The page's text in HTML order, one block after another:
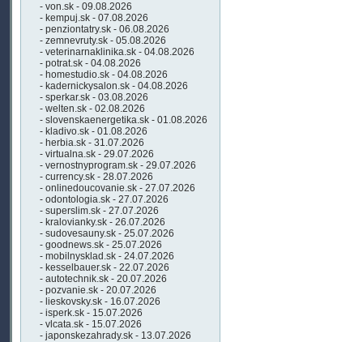
- von.sk - 09.08.2026
- kempuj.sk - 07.08.2026
- penziontatry.sk - 06.08.2026
- zemnevruty.sk - 05.08.2026
- veterinarnaklinika.sk - 04.08.2026
- potrat.sk - 04.08.2026
- homestudio.sk - 04.08.2026
- kadernickysalon.sk - 04.08.2026
- sperkar.sk - 03.08.2026
- welten.sk - 02.08.2026
- slovenskaenergetika.sk - 01.08.2026
- kladivo.sk - 01.08.2026
- herbia.sk - 31.07.2026
- virtualna.sk - 29.07.2026
- vernostnyprogram.sk - 29.07.2026
- currency.sk - 28.07.2026
- onlinedoucovanie.sk - 27.07.2026
- odontologia.sk - 27.07.2026
- superslim.sk - 27.07.2026
- kralovianky.sk - 26.07.2026
- sudovesauny.sk - 25.07.2026
- goodnews.sk - 25.07.2026
- mobilnysklad.sk - 24.07.2026
- kesselbauer.sk - 22.07.2026
- autotechnik.sk - 20.07.2026
- pozvanie.sk - 20.07.2026
- lieskovsky.sk - 16.07.2026
- isperk.sk - 15.07.2026
- vlcata.sk - 15.07.2026
- japonskezahrady.sk - 13.07.2026